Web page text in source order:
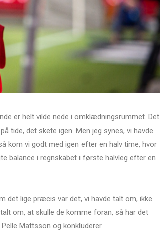
er helt vilde nede i omklædningsrummet. Det
tide, det skete igen. Men jeg synes, vi havde
kom vi godt med igen efter en halv time, hvor
balance i regnskabet i første halvleg efter en
det lige præcis var det, vi havde talt om, ikke
om, at skulle de komme foran, så har det
Mattsson og konkluderer.